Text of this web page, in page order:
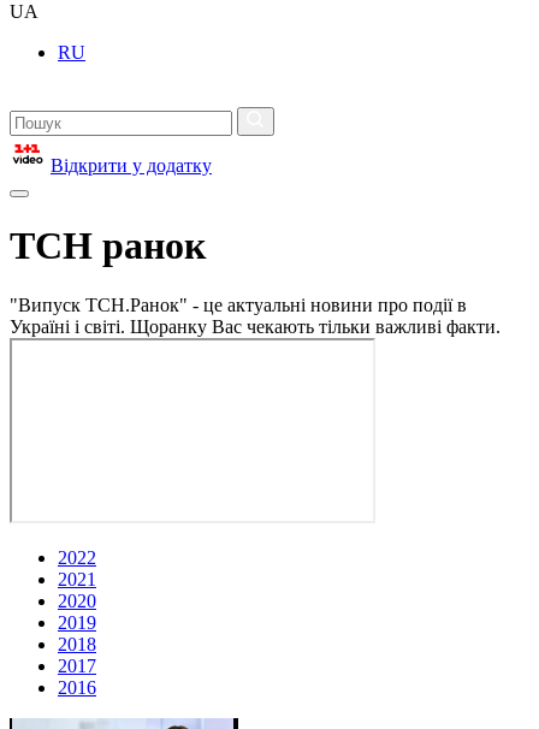
UA
RU
Відкрити у додатку
ТСН ранок
"Випуск ТСН.Ранок" - це актуальні новини про події в
Україні і світі. Щоранку Вас чекають тільки важливі факти.
2022
2021
2020
2019
2018
2017
2016